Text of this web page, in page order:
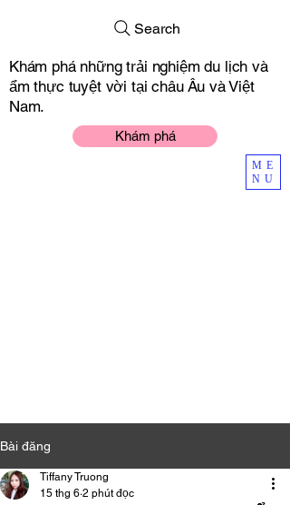
ME
NU
Khám phá
Khám phá những trải nghiệm du lịch và
ẩm thực tuyệt vời tại châu Âu và Việt
Nam.
Search
Bài đăng
Tiffany Truong
15 thg 6 2 phút đọc